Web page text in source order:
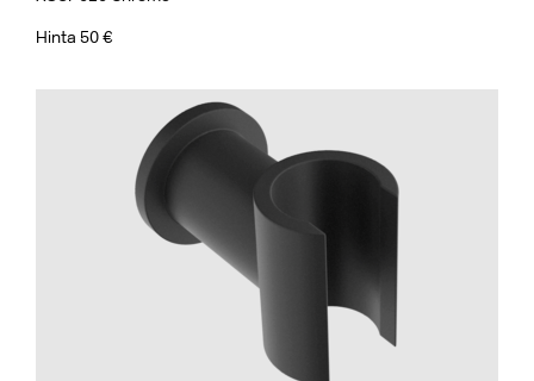
Hinta 50 €